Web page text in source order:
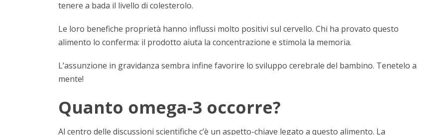
tenere a bada il livello di colesterolo.
Le loro benefiche proprietà hanno influssi molto positivi sul cervello. Chi ha provato questo
alimento lo conferma: il prodotto aiuta la concentrazione e stimola la memoria.
L’assunzione in gravidanza sembra infine favorire lo sviluppo cerebrale del bambino. Tenetelo a
mente!
Quanto omega-3 occorre?
Al centro delle discussioni scientifiche c’è un aspetto-chiave legato a questo alimento. La